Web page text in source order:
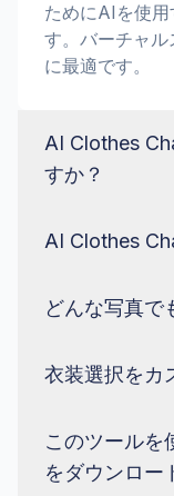
ためにAIを使
す。バーチャ
に最適です。
AI Clothes
すか？
AI Clothes
アップロード
AI Clothes
はい！ AI
されます。
どんな写真で
明るく高画質
る写真を使用
衣装選択をカ
もちろんです
カスタマイズし
このツールを
をダウンロー